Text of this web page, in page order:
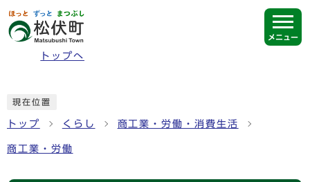
ページの先頭です
トップへ
メニュー
現在位置
トップ くらし 商工業・労働・消費生活
商工業・労働